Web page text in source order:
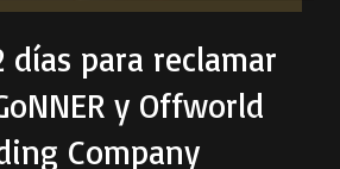
días para reclamar
y Offworld
Company